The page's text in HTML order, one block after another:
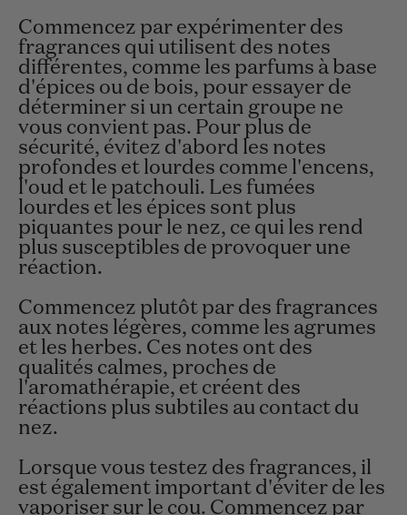
Commencez par expérimenter des
fragrances qui utilisent des notes
différentes, comme les parfums à base
d'épices ou de bois, pour essayer de
déterminer si un certain groupe ne
vous convient pas. Pour plus de
sécurité, évitez d'abord les notes
profondes et lourdes comme l'encens,
l'oud et le patchouli. Les fumées
lourdes et les épices sont plus
piquantes pour le nez, ce qui les rend
plus susceptibles de provoquer une
réaction.
Commencez plutôt par des fragrances
aux notes légères, comme les agrumes
et les herbes. Ces notes ont des
qualités calmes, proches de
l'aromathérapie, et créent des
réactions plus subtiles au contact du
nez.
Lorsque vous testez des fragrances, il
est également important d'éviter de les
vaporiser sur le cou. Commencez par